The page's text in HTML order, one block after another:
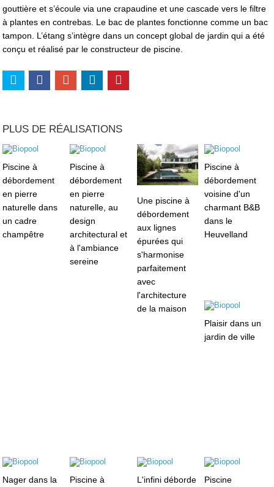
gouttière et s’écoule via une crapaudine et une cascade vers le filtre
à plantes en contrebas. Le bac de plantes fonctionne comme un bac
tampon. L’étang s’intègre dans un concept global de jardin qui a été
conçu et réalisé par le constructeur de piscine.
PLUS DE RÉALISATIONS
Piscine à
débordement
en pierre
naturelle dans
un cadre
champêtre
Piscine à
débordement
en pierre
naturelle, au
design
architectural et
à l'ambiance
sereine
Une piscine à
débordement
aux lignes
épurées qui
s'harmonise
parfaitement
avec
l'architecture
de la maison
Piscine à
débordement
voisine d'un
charmant B&B
dans le
Heuvelland
Plaisir dans un
jardin de ville
Nager dans la
Piscine à
L'infini déborde
Piscine